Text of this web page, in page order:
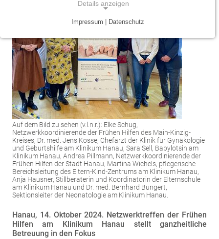
Vereinbarkeit von Beruf und Leben
Mitarbeitervorteile
Kinder- und Jugendmedizin
Neurologie
Psychiatrie und Psychotherapie
Anästhesiologie, operative Intensivmedizin und
Schmerztherapie
Gynäkologie und Geburtshilfe
Hals-, Nase- und Ohren-Erkrankungen
Dermatologie und Allergologie
Alle Kliniken, Fachbereiche und Zentren
Traumazentrum
Tumorzentrum
Viszeralonkologisches Zentrum (Darm, Pankreas)
Vorhofflimmerzentrum
Zentrum für Arbeitsmedizin, Arbeitssicherheit und
Brandschutz
Zentrum für Kinderdiabetes (DDG)
Zentrum für Lymphome und Leukämien
Alle Kliniken, Fachbereiche und Zentren
Patientenfürsprecher
Physiotherapie
Seelsorge
Soziale Dienste
Alle Kliniken, Fachbereiche und Zentren
Auf dem Bild zu sehen (v.l.n.r.): Elke Schug,
Netzwerkkoordinierende der Frühen Hilfen des Main-Kinzig-
Kreises, Dr. med. Jens Kosse, Chefarzt der Klinik für Gynäkologie
und Geburtshilfe am Klinikum Hanau, Sara Sell, Babylotsin am
Klinikum Hanau, Andrea Pillmann, Netzwerkkoordinierende der
Frühen Hilfen der Stadt Hanau, Martina Wichels, pflegerische
Bereichsleitung des Eltern-Kind-Zentrums am Klinikum Hanau,
Anja Hausner, Stillberaterin und Koordinatorin der Elternschule
am Klinikum Hanau und Dr. med. Bernhard Bungert,
Sektionsleiter der Neonatologie am Klinikum Hanau.
Hanau, 14. Oktober 2024. Netzwerktreffen der Frühen
Hilfen am Klinikum Hanau stellt ganzheitliche
Betreuung in den Fokus
Details anzeigen
Notwendige Cookies ermöglichen grundlegende
Funktionen und sind für die einwandfreie Funktion
der Website erforderlich.
Einverständnis-Cookie
Name:
cookie_consent
Zweck:
Dieser Cookie speichert die ausgewählten
Einverständnis-Optionen des Benutzers
Cookie Laufzeit:
1 Jahr
EXTERNE MEDIEN
Impressum | Datenschutz